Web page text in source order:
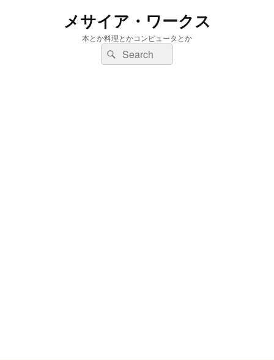
メサイア・ワークス
本とか料理とかコンピュータとか
検
索:
検
索